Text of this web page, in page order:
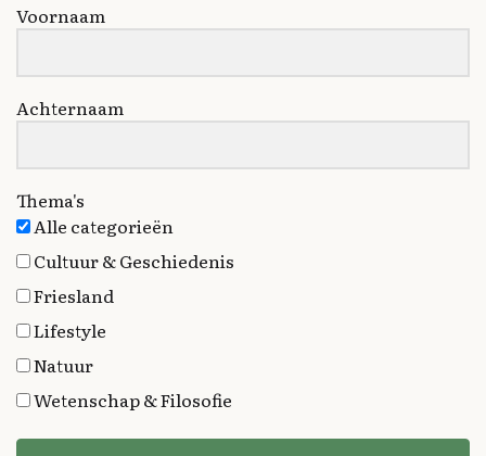
Voornaam
Achternaam
Thema's
Alle categorieën
Cultuur & Geschiedenis
Friesland
Lifestyle
Natuur
Wetenschap & Filosofie